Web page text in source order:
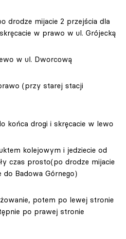
drodze mijacie 2 przejścia dla
w prawo w ul. Grójecką
w ul. Dworcową
(przy starej stacji
końca drogi i skręcacie w lewo
kolejowym i jedziecie od
czas prosto(po drodze mijacie
do Badowa Górnego)
potem po lewej stronie
po prawej stronie